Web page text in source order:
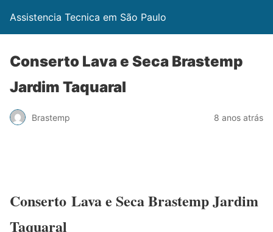
Assistencia Tecnica em São Paulo
Conserto Lava e Seca Brastemp
Jardim Taquaral
Brastemp 8 anos atrás
Conserto Lava e Seca Brastemp Jardim
Taquaral